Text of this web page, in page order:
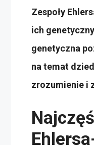
Zespoły
ich
genetyczna
na temat
zrozumienie i